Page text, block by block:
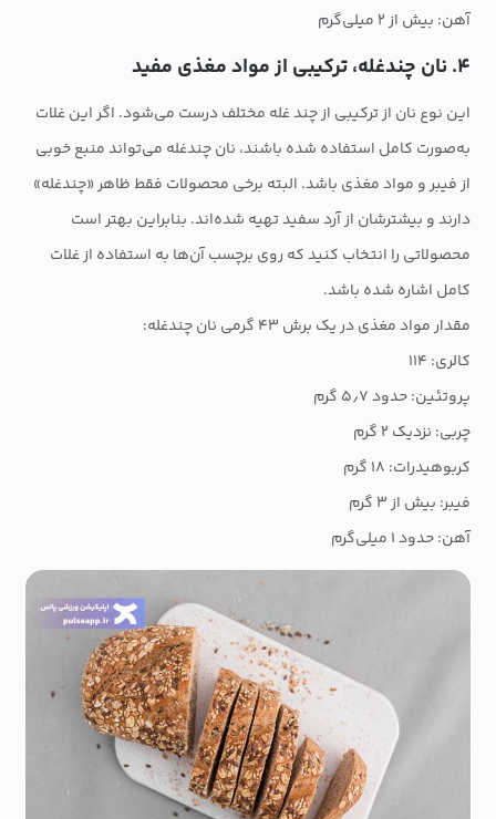
آهن: بیش از ۲ میلی‌گرم
۴. نان چندغله، ترکیبی از مواد مغذی مفید
این نوع نان از ترکیبی از چند غله مختلف درست می‌شود. اگر این غلات
به‌صورت کامل استفاده شده باشند، نان چندغله می‌تواند منبع خوبی
از فیبر و مواد مغذی باشد. البته برخی محصولات فقط ظاهر «چندغله»
دارند و بیشترشان از آرد سفید تهیه شده‌اند. بنابراین بهتر است
محصولاتی را انتخاب کنید که روی برچسب آن‌ها به استفاده از غلات
کامل اشاره شده باشد.
مقدار مواد مغذی در یک برش ۴۳ گرمی نان چندغله:
کالری: ۱۱۴
پروتئین: حدود ۵٫۷ گرم
چربی: نزدیک ۲ گرم
کربوهیدرات: ۱۸ گرم
فیبر: بیش از ۳ گرم
آهن: حدود ۱ میلی‌گرم